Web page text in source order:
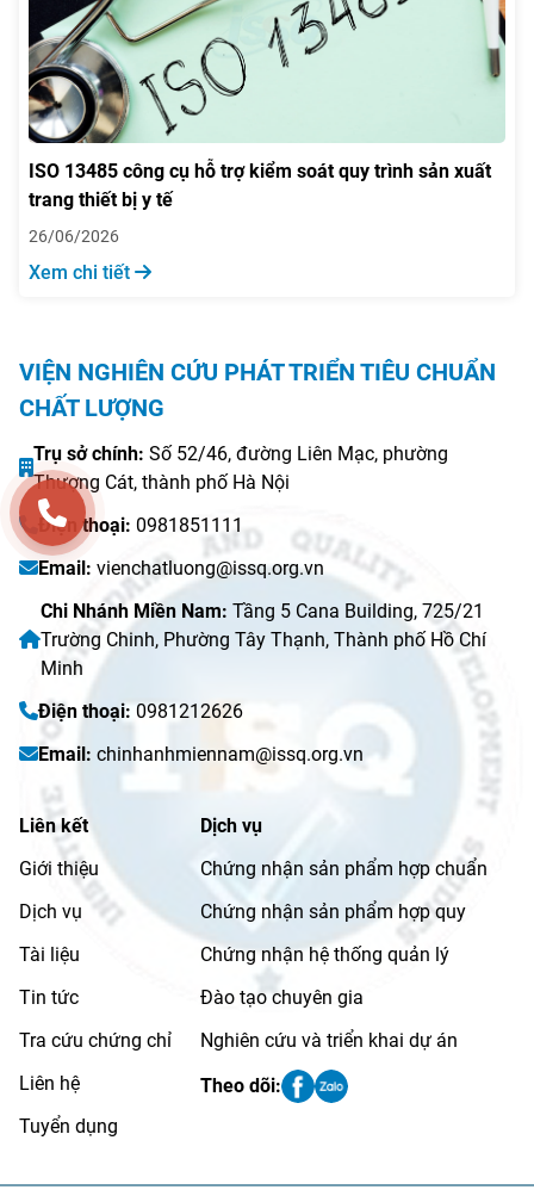
ISO 13485 công cụ hỗ trợ kiểm soát quy trình sản xuất
trang thiết bị y tế
26/06/2026
Xem chi tiết
VIỆN NGHIÊN CỨU PHÁT TRIỂN TIÊU CHUẨN
CHẤT LƯỢNG
Trụ sở chính: Số 52/46, đường Liên Mạc, phường
Thượng Cát, thành phố Hà Nội
Điện thoại: 0981851111
Email: vienchatluong@issq.org.vn
Chi Nhánh Miền Nam: Tầng 5 Cana Building, 725/21
Trường Chinh, Phường Tây Thạnh, Thành phố Hồ Chí
Minh
Điện thoại: 0981212626
Email: chinhanhmiennam@issq.org.vn
Liên kết
Giới thiệu
Dịch vụ
Tài liệu
Tin tức
Tra cứu chứng chỉ
Liên hệ
Tuyển dụng
Dịch vụ
Chứng nhận sản phẩm hợp chuẩn
Chứng nhận sản phẩm hợp quy
Chứng nhận hệ thống quản lý
Đào tạo chuyên gia
Nghiên cứu và triển khai dự án
Theo dõi: